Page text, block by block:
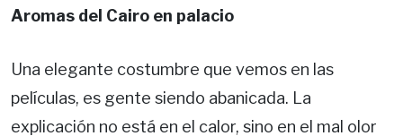
Aromas del Cairo en palacio
Una elegante costumbre que vemos en las
películas, es gente siendo abanicada. La
explicación no está en el calor, sino en el mal olor